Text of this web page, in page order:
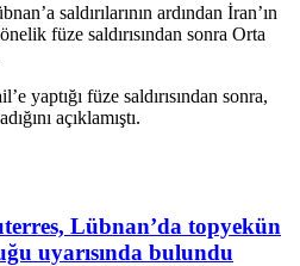
saldırılarının ardından İran’ın
füze saldırısından sonra Orta
yaptığı füze saldırısından sonra,
açıklamıştı.
Lübnan’da topyekün
uyarısında bulundu